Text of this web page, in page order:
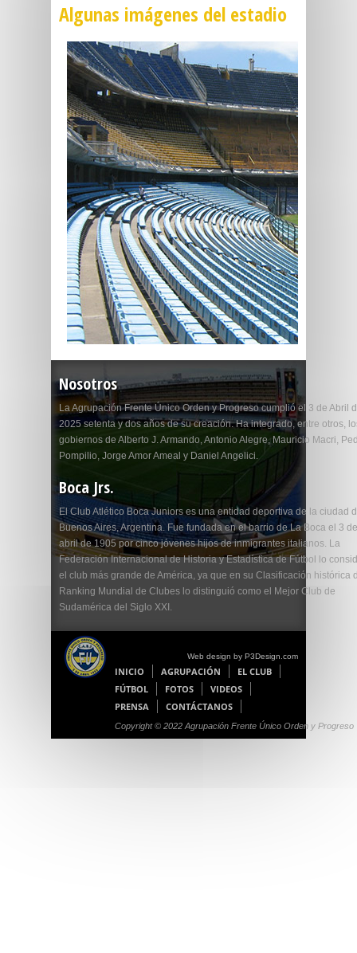
Algunas imágenes del estadio
Nosotros
La Agrupación Frente Único Orden y Progreso cumplió el 3 de Abril
2025 setenta y dos años de su creación. Ha integrado, entre otros,
gobiernos de Alberto J. Armando, Antonio Alegre, Mauricio Macri,
Pompilio, Jorge Amor Ameal y Daniel Angelici.
Boca Jrs.
El Club Atlético Boca Juniors es una entidad deportiva de la ciudad
Buenos Aires, Argentina. Fue fundada en el barrio de La Boca el 3 de
abril de 1905 por cinco jóvenes hijos de inmigrantes italianos. La
Federación Internacional de Historia y Estadística de Fútbol lo
el club más grande de América, ya que en su Clasificación histórica
Ranking Mundial de Clubes lo distinguió como el Mejor Club de
Sudamérica del Siglo XXI.
Web design by P3Design.com
INICIO AGRUPACIÓN
EL CLUB
FÚTBOL
FOTOS
VIDEOS
PRENSA
CONTÁCTANOS
Copyright © 2022 Agrupación Frente Único Orden y Progreso